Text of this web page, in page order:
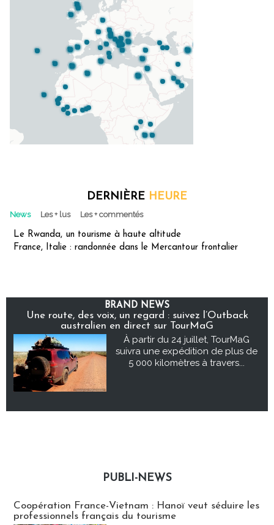
DERNIÈRE HEURE
News Les + lus Les + commentés
Le Rwanda, un tourisme à haute altitude
France, Italie : randonnée dans le Mercantour frontalier
BRAND NEWS
Une route, des voix, un regard : suivez l’Outback
australien en direct sur TourMaG
À partir du 24 juillet, TourMaG
suivra une expédition de plus de
5 000 kilomètres à travers...
PUBLI-NEWS
Coopération France-Vietnam : Hanoï veut séduire les
professionnels français du tourisme